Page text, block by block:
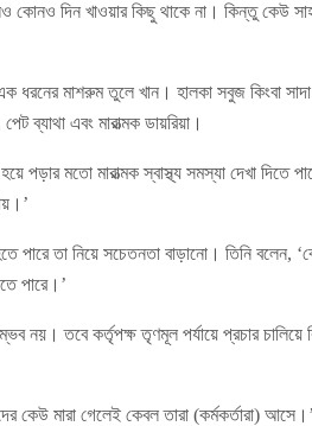
কোনও দিন খাওয়ার কিছু থাকে না। কিন্তু কেউ
ধরনের মাশরুম তুলে খান। হালকা সবুজ কিংবা
ব্যাথা এবং মারাত্মক ডায়রিয়া।
পড়ার মতো মারাত্মক স্বাস্থ্য সমস্যা দেখা দিতে
পারে তা নিয়ে সচেতনতা বাড়ানো। তিনি বলেন,
পারে।’
নয়। তবে কর্তৃপক্ষ তৃণমূল পর্যায়ে প্রচার চালিয়ে
কেউ মারা গেলেই কেবল তারা (কর্মকর্তারা) আসে।’